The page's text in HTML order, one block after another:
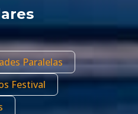
Paralelas
Festival